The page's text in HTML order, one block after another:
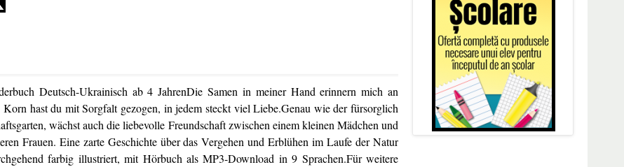
Deutsch-Ukrainisch ab 4 JahrenDie Samen in meiner Hand erinnern mich an
Korn hast du mit Sorgfalt gezogen, in jedem steckt viel Liebe.Genau wie der fürsorglich
wächst auch die liebevolle Freundschaft zwischen einem kleinen Mädchen und
Frauen. Eine zarte Geschichte über das Vergehen und Erblühen im Laufe der Natur
farbig illustriert, mit Hörbuch als MP3-Download in 9 Sprachen.Für weitere